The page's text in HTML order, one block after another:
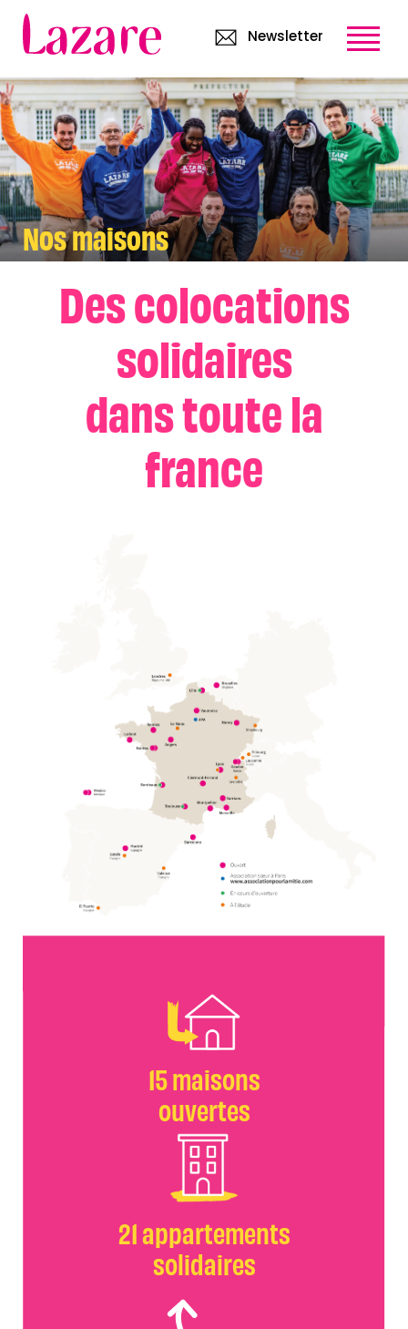
Newsletter
Nos maisons
Des colocations
solidaires
dans toute la
france
15 maisons
ouvertes
21 appartements
solidaires